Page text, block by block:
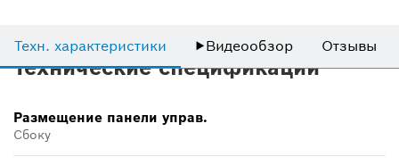
Техн. характеристики ▶Видеообзор Отзывы
Технические спецификации
Размещение панели управ.
Cбоку